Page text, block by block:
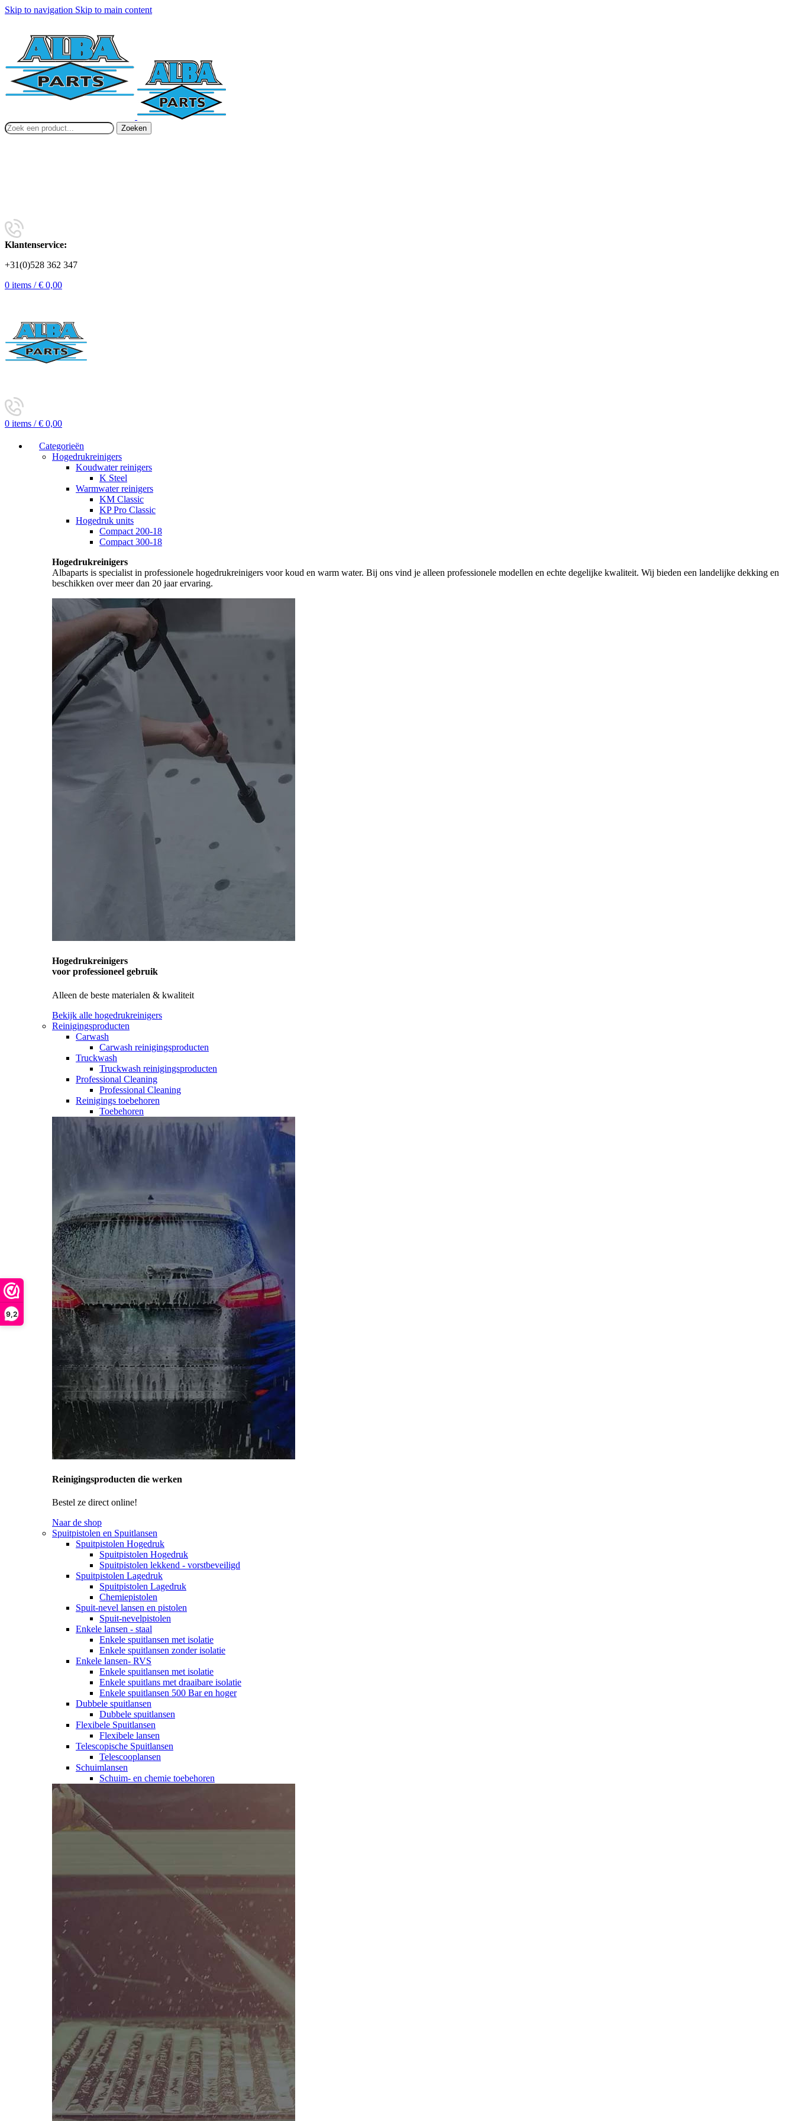
9,2
Skip to navigation Skip to main content
Zoeken
Klantenservice:
+31(0)528 362 347
0 items / € 0,00
0 items / € 0,00
Categorieën
Hogedrukreinigers
Koudwater reinigers
K Steel
Warmwater reinigers
KM Classic
KP Pro Classic
Hogedruk units
Compact 200-18
Compact 300-18
Hogedrukreinigers
Albaparts is specialist in professionele hogedrukreinigers voor koud en warm water. Bij ons vind je alleen professionele modellen en echte degelijke kwaliteit. Wij bieden een landelijke dekking en
beschikken over meer dan 20 jaar ervaring.
Hogedrukreinigers
voor professioneel gebruik
Alleen de beste materialen & kwaliteit
Bekijk alle hogedrukreinigers
Reinigingsproducten
Carwash
Carwash reinigingsproducten
Truckwash
Truckwash reinigingsproducten
Professional Cleaning
Professional Cleaning
Reinigings toebehoren
Toebehoren
Reinigingsproducten die werken
Bestel ze direct online!
Naar de shop
Spuitpistolen en Spuitlansen
Spuitpistolen Hogedruk
Spuitpistolen Hogedruk
Spuitpistolen lekkend - vorstbeveiligd
Spuitpistolen Lagedruk
Spuitpistolen Lagedruk
Chemiepistolen
Spuit-nevel lansen en pistolen
Spuit-nevelpistolen
Enkele lansen - staal
Enkele spuitlansen met isolatie
Enkele spuitlansen zonder isolatie
Enkele lansen- RVS
Enkele spuitlansen met isolatie
Enkele spuitlans met draaibare isolatie
Enkele spuitlansen 500 Bar en hoger
Dubbele spuitlansen
Dubbele spuitlansen
Flexibele Spuitlansen
Flexibele lansen
Telescopische Spuitlansen
Telescooplansen
Schuimlansen
Schuim- en chemie toebehoren